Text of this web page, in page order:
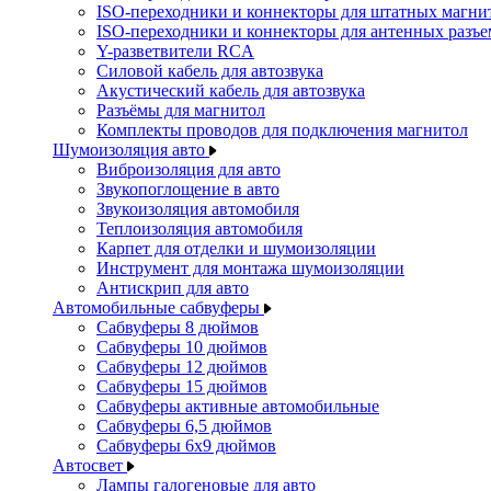
ISO-переходники и коннекторы для штатных
ISO-переходники и коннекторы для антенных
Y-разветвители RCA
Силовой кабель для автозвука
Акустический кабель для автозвука
Разъёмы для магнитол
Комплекты проводов для подключения магнитол
Шумоизоляция авто
Виброизоляция для авто
Звукопоглощение в авто
Звукоизоляция автомобиля
Теплоизоляция автомобиля
Карпет для отделки и шумоизоляции
Инструмент для монтажа шумоизоляции
Антискрип для авто
Автомобильные сабвуферы
Сабвуферы 8 дюймов
Сабвуферы 10 дюймов
Сабвуферы 12 дюймов
Сабвуферы 15 дюймов
Сабвуферы активные автомобильные
Сабвуферы 6,5 дюймов
Сабвуферы 6x9 дюймов
Автосвет
Лампы галогеновые для авто